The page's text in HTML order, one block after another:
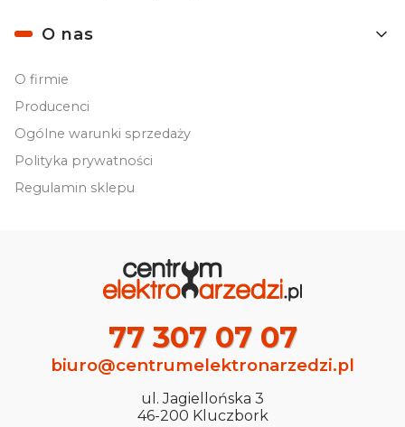
O nas
O firmie
Producenci
Ogólne warunki sprzedaży
Polityka prywatności
Regulamin sklepu
77 307 07 07
biuro@centrumelektronarzedzi.pl
ul. Jagiellońska 3
46-200 Kluczbork